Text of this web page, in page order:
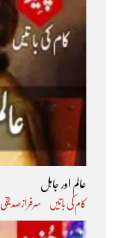
عالم اور جاہل
کام کی باتیں سرفراز صدیقی